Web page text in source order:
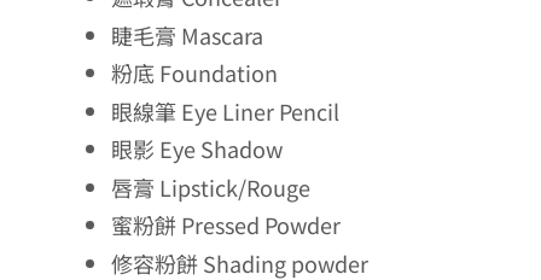
睫毛膏 Mascara
粉底 Foundation
眼線筆 Eye Liner Pencil
眼影 Eye Shadow
唇膏 Lipstick/Rouge
蜜粉餅 Pressed Powder
修容粉餅 Shading powder